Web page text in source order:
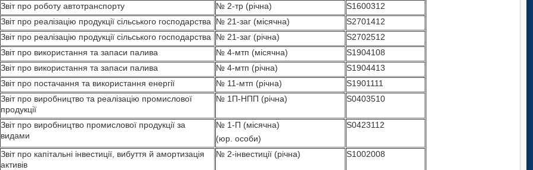
Звіт про роботу автотранспорту № 2-тр (річна)
S1600312
Звіт про реалізацію продукції сільського господарства № 21-заг (місячна)
S2701412
Звіт про реалізацію продукції сільського господарства № 21-заг (річна)
S2702512
Звіт про використання та запаси палива № 4-мтп (місячна)
S1904108
Звіт про використання та запаси палива № 4-мтп (річна)
S1904413
Звіт про постачання та використання енергії № 11-мтп (річна)
S1901111
Звіт про виробництво та реалізацію промислової
продукції
№ 1П-НПП (річна) S0403510
Звіт про виробництво промислової продукції за
видами
№ 1-П (місячна)
(юр. особи)
S0423112
Звіт про капітальні інвестиції, вибуття й амортизація
активів
№ 2-інвестиції (річна) S1002008